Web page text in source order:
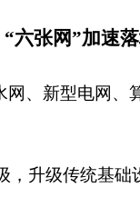
六张网”加速
网、新型电网
，升级传统基础